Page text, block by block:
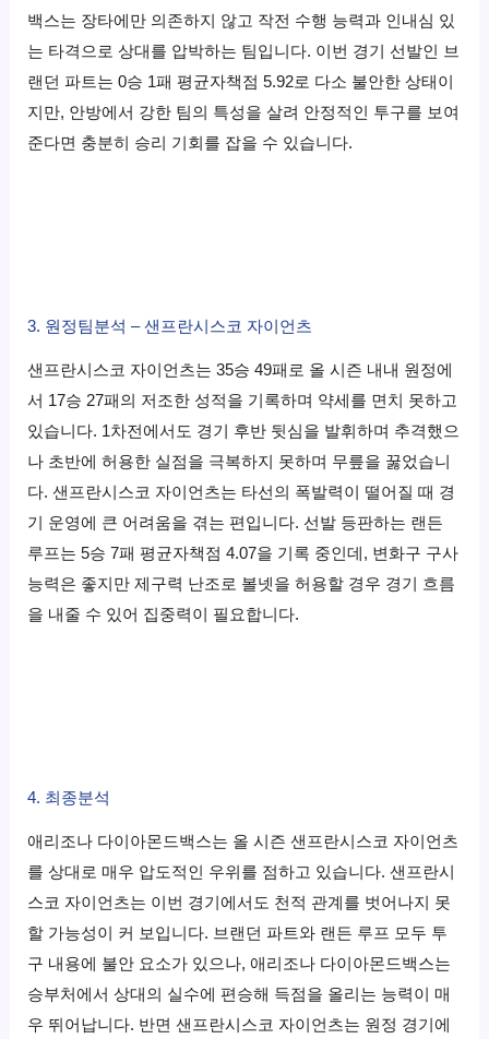
백스는 장타에만 의존하지 않고 작전 수행 능력과 인내심 있
는 타격으로 상대를 압박하는 팀입니다. 이번 경기 선발인 브
랜던 파트는 0승 1패 평균자책점 5.92로 다소 불안한 상태이
지만, 안방에서 강한 팀의 특성을 살려 안정적인 투구를 보여
준다면 충분히 승리 기회를 잡을 수 있습니다.
3. 원정팀분석 – 샌프란시스코 자이언츠
샌프란시스코 자이언츠는 35승 49패로 올 시즌 내내 원정에
서 17승 27패의 저조한 성적을 기록하며 약세를 면치 못하고
있습니다. 1차전에서도 경기 후반 뒷심을 발휘하며 추격했으
나 초반에 허용한 실점을 극복하지 못하며 무릎을 꿇었습니
다. 샌프란시스코 자이언츠는 타선의 폭발력이 떨어질 때 경
기 운영에 큰 어려움을 겪는 편입니다. 선발 등판하는 랜든
루프는 5승 7패 평균자책점 4.07을 기록 중인데, 변화구 구사
능력은 좋지만 제구력 난조로 볼넷을 허용할 경우 경기 흐름
을 내줄 수 있어 집중력이 필요합니다.
4. 최종분석
애리조나 다이아몬드백스는 올 시즌 샌프란시스코 자이언츠
를 상대로 매우 압도적인 우위를 점하고 있습니다. 샌프란시
스코 자이언츠는 이번 경기에서도 천적 관계를 벗어나지 못
할 가능성이 커 보입니다. 브랜던 파트와 랜든 루프 모두 투
구 내용에 불안 요소가 있으나, 애리조나 다이아몬드백스는
승부처에서 상대의 실수에 편승해 득점을 올리는 능력이 매
우 뛰어납니다. 반면 샌프란시스코 자이언츠는 원정 경기에